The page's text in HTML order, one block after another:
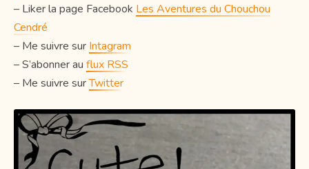
– Liker la page Facebook Les Aventures du Chouchou
Cendré
– Me suivre sur Intagram
– S’abonner au flux RSS
– Me suivre surTwitter